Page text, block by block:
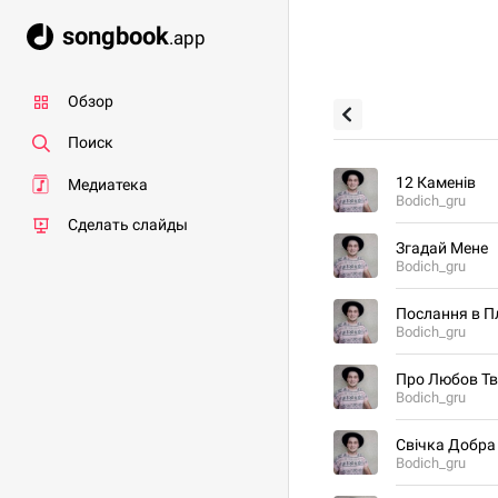
songbook.app
Обзор
Поиск
Медиатека
Сделать слайды
12 Каменів
Bodich_gru
Згадай Мене
Bodich_gru
Послання в
Bodich_gru
Про Любов
Bodich_gru
Свічка Добра
Bodich_gru